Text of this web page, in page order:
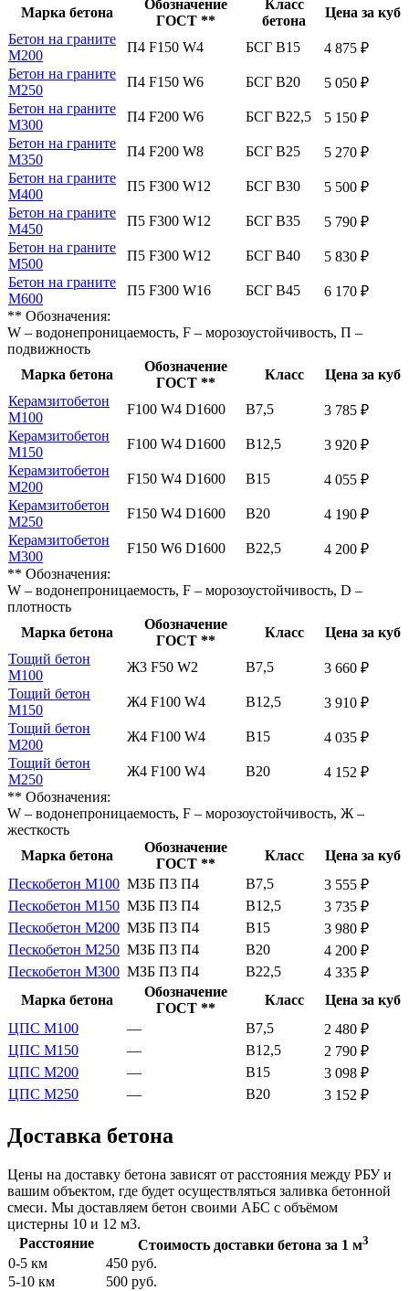
Марка бетона
Обозначение
ГОСТ **
Класс
бетона
Цена за куб
Бетон на граните
М200
П4 F150 W4 БСГ В15
4 875 ₽
Бетон на граните
М250
П4 F150 W6 БСГ В20
5 050 ₽
Бетон на граните
М300
П4 F200 W6 БСГ В22,5
5 150 ₽
Бетон на граните
М350
П4 F200 W8 БСГ В25
5 270 ₽
Бетон на граните
М400
П5 F300 W12 БСГ В30
5 500 ₽
Бетон на граните
М450
П5 F300 W12 БСГ В35
5 790 ₽
Бетон на граните
М500
П5 F300 W12 БСГ В40
5 830 ₽
Бетон на граните
М600
П5 F300 W16 БСГ В45
6 170 ₽
** Обозначения:
W – водонепроницаемость, F – морозоустойчивость, П –
подвижность
Марка бетона
Обозначение
ГОСТ **
Класс
Цена за куб
Керамзитобетон
М100
F100 W4 D1600 В7,5
3 785 ₽
Керамзитобетон
М150
F100 W4 D1600 В12,5
3 920 ₽
Керамзитобетон
М200
F150 W4 D1600 В15
4 055 ₽
Керамзитобетон
М250
F150 W4 D1600 В20
4 190 ₽
Керамзитобетон
М300
F150 W6 D1600 В22,5
4 200 ₽
** Обозначения:
W – водонепроницаемость, F – морозоустойчивость, D –
плотность
Марка бетона
Обозначение
ГОСТ **
Класс
Цена за куб
Тощий бетон
М100
Ж3 F50 W2 В7,5
3 660 ₽
Тощий бетон
М150
Ж4 F100 W4 В12,5
3 910 ₽
Тощий бетон
М200
Ж4 F100 W4 В15
4 035 ₽
Тощий бетон
М250
Ж4 F100 W4 В20
4 152 ₽
** Обозначения:
W – водонепроницаемость, F – морозоустойчивость, Ж –
жесткость
Марка бетона
Обозначение
ГОСТ **
Класс
Цена за куб
Пескобетон М100 МЗБ П3 П4 В7,5
3 555 ₽
Пескобетон М150 МЗБ П3 П4 В12,5
3 735 ₽
Пескобетон М200 МЗБ П3 П4 В15
3 980 ₽
Пескобетон М250 МЗБ П3 П4 В20
4 200 ₽
Пескобетон М300 МЗБ П3 П4 В22,5
4 335 ₽
Марка бетона
Обозначение
ГОСТ **
Класс
Цена за куб
ЦПС М100
— В7,5
2 480 ₽
ЦПС М150
— В12,5
2 790 ₽
ЦПС М200
— В15
3 098 ₽
ЦПС М250
— В20 3 152 ₽
Доставка бетона
Цены на доставку бетона зависят от расстояния между РБУ и
вашим объектом, где будет осуществляться заливка бетонной
смеси. Мы доставляем бетон своими АБС с объёмом
цистерны 10 и 12 м3.
Расстояние
Стоимость доставки бетона за 1 м3
0-5 км
450 руб.
5-10 км
500 руб.